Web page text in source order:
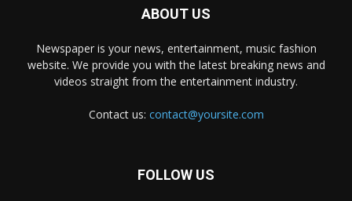
ABOUT US
Newspaper is your news, entertainment, music fashion
website. We provide you with the latest breaking news and
videos straight from the entertainment industry.
Contact us: contact@yoursite.com
FOLLOW US